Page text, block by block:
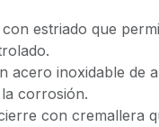
estriado que
acero inoxidable de
corrosión.
con cremallera